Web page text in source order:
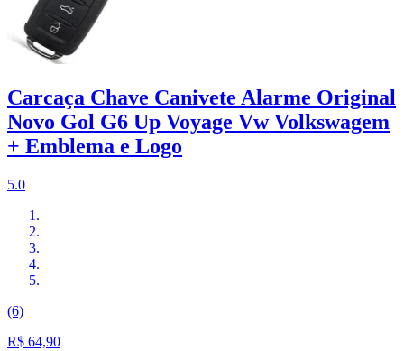
Carcaça Chave Canivete Alarme Original
Novo Gol G6 Up Voyage Vw Volkswagem
+ Emblema e Logo
5.0
(6)
R$ 64,90